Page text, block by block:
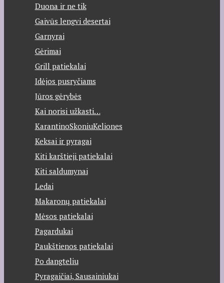
Duona ir ne tik
Gaivūs lengvi desertai
Garnyrai
Gėrimai
Grill patiekalai
Idėjos pusryčiams
Jūros gėrybės
Kai norisi užkasti…
KarantinoSkoniuKeliones
Keksai ir pyragai
Kiti karštieji patiekalai
Kiti saldumynai
Ledai
Makaronų patiekalai
Mėsos patiekalai
Pagardukai
Paukštienos patiekalai
Po dangteliu
Pyragaičiai, Sausainiukai